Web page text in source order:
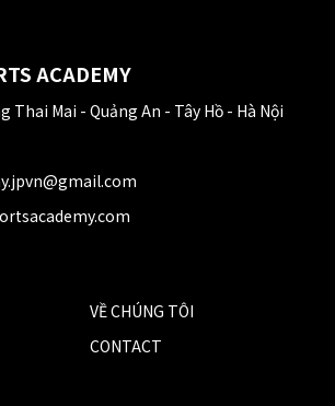
ACADEMY
Thai Mai - Quảng An - Tây Hồ - Hà Nội
VỀ CHÚNG TÔI
CONTACT